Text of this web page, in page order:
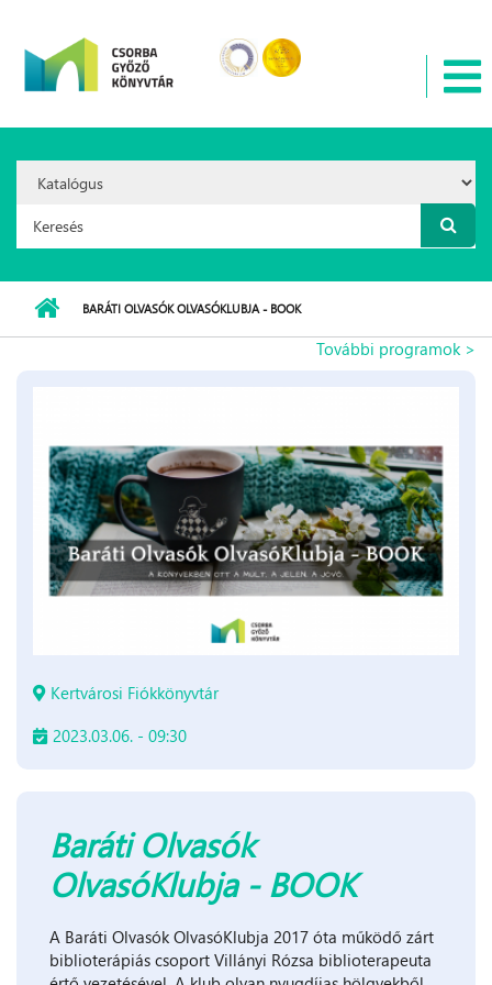
Option:
Keresés űrlap
BARÁTI OLVASÓK OLVASÓKLUBJA - BOOK
További programok >
Kertvárosi Fiókkönyvtár
2023.03.06. - 09:30
Baráti Olvasók
OlvasóKlubja - BOOK
A Baráti Olvasók OlvasóKlubja 2017 óta működő zárt
biblioterápiás csoport Villányi Rózsa biblioterapeuta